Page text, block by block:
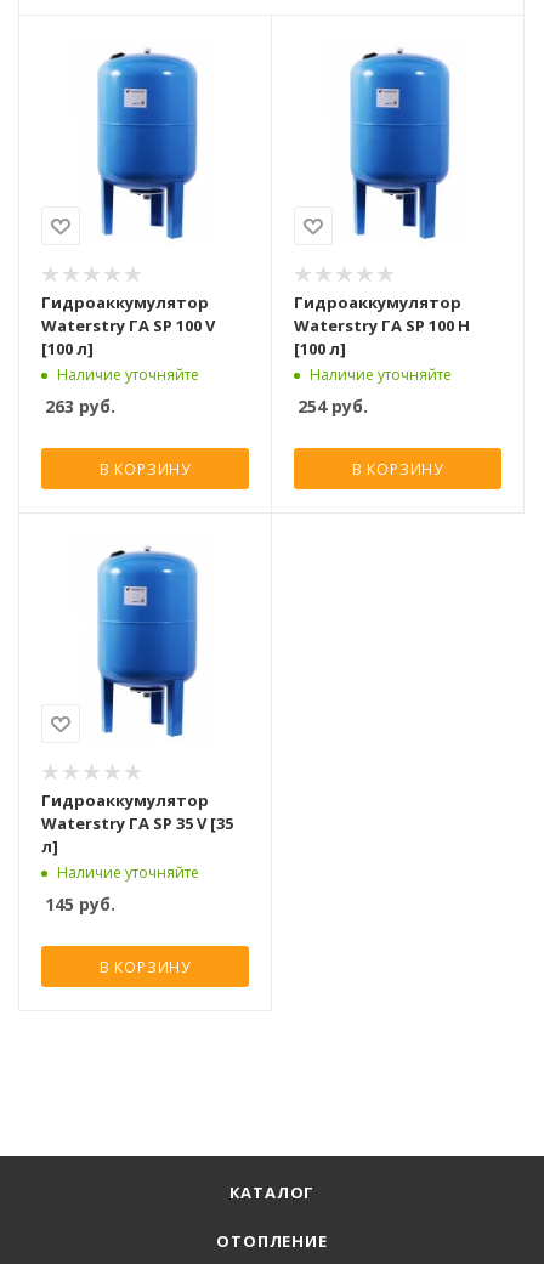
Гидроаккумулятор
Waterstry ГA SP 100 V
[100 л]
Наличие уточняйте
263 руб.
В КОРЗИНУ
Гидроаккумулятор
Waterstry ГA SP 100 Н
[100 л]
Наличие уточняйте
254руб.
В КОРЗИНУ
Гидроаккумулятор
Waterstry ГA SP 35 V [35
л]
Наличие уточняйте
145 руб.
В КОРЗИНУ
КАТАЛОГ
ОТОПЛЕНИЕ